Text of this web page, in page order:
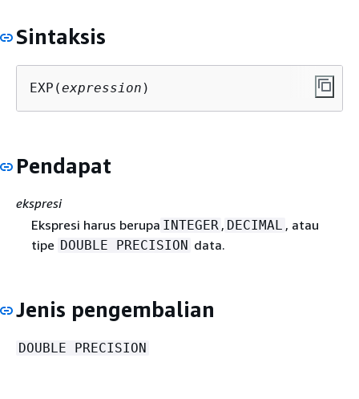
Sintaksis
EXP(expression )
Pendapat
ekspresi
Ekspresi harus berupa INTEGER , DECIMAL , atau
tipe DOUBLE PRECISION data.
Jenis pengembalian
DOUBLE PRECISION